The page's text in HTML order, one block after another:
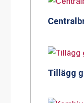
Tillägg